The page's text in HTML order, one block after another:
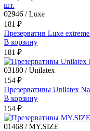
02946 / Luxe
181 ₽
Презерватив Luxe
В корзину
181 ₽
03180 / Unilatex
154 ₽
Презервативы Unilatex
В корзину
154 ₽
01468 / MY.SIZE